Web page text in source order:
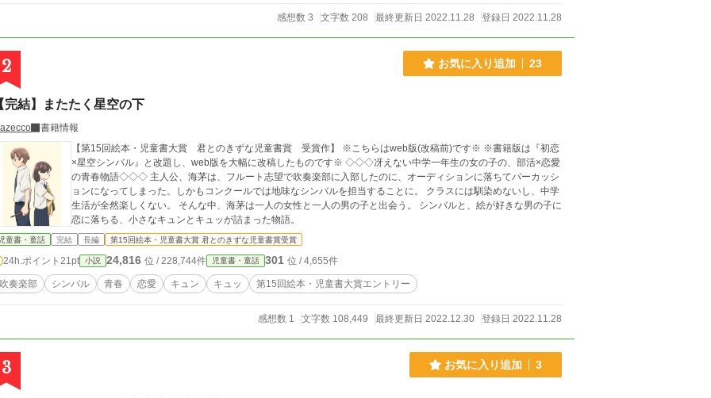
感想数 3 文字数 208 最終更新日 2022.11.28 登録日 2022.11.28
2 お気に入り追加 23
完結】またたく星空の下
書籍情報
【第15回絵本・児童書大賞 君とのきずな児童書賞 受賞作】 ※こちらはweb版(改稿前)です※ ※書籍版は『初恋
×星空シンバル』と改題し、web版を大幅に改稿したものです※ ◇◇◇冴えない中学一年生の女の子の、部活×恋愛
の青春物語◇◇◇ 主人公、海茅は、フルート志望で吹奏楽部に入部したのに、オーディションに落ちてパーカッシ
ョンになってしまった。しかもコンクールでは地味なシンバルを担当することに。 クラスには馴染めないし、中学
生活が全然楽しくない。 そんな中、海茅は一人の女性と一人の男の子と出会う。 シンバルと、絵が好きな男の子に
恋に落ちる、小さなキュンとキュッが詰まった物語。
童書・童話 完結 長編 第15回絵本・児童書大賞 君とのきずな児童書賞受賞
24h.ポイント 21pt 小説 24,816 位 / 228,744件 児童書・童話 301 位 / 4,655件
吹奏楽部 シンバル 青春 恋愛 キュン キュッ 第15回絵本・児童書大賞エントリー
感想数 1 文字数 108,449 最終更新日 2022.12.30 登録日 2022.11.28
3 お気に入り追加 3